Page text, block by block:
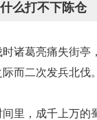
么打不下陈仓
诸葛亮痛失街亭
而二次发兵北伐
间里，成千上万的